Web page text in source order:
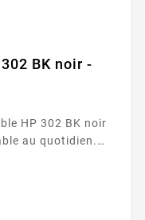
BK noir -
au quotidien.
HP 302
rassurante, idéale
rapports et vos